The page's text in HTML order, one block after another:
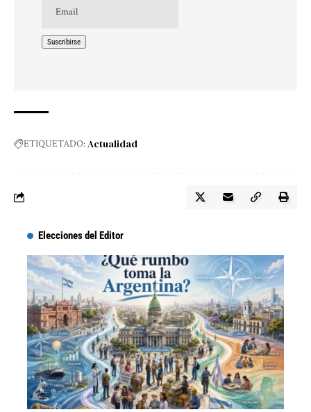
ETIQUETADO:Actualidad
Elecciones del Editor